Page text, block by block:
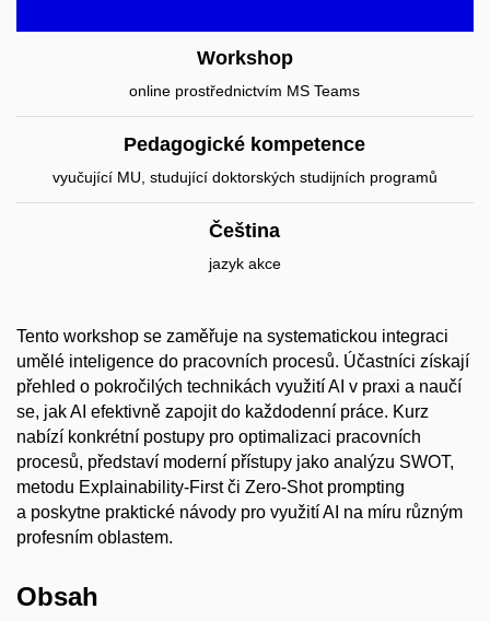
Workshop
online prostřednictvím MS Teams
Pedagogické kompetence
vyučující MU, studující doktorských studijních programů
Čeština
jazyk akce
Tento workshop se zaměřuje na systematickou integraci
umělé inteligence do pracovních procesů. Účastníci získají
přehled o pokročilých technikách využití AI v praxi a naučí
se, jak AI efektivně zapojit do každodenní práce. Kurz
nabízí konkrétní postupy pro optimalizaci pracovních
procesů, představí moderní přístupy jako analýzu SWOT,
metodu Explainability-First či Zero-Shot prompting
a poskytne praktické návody pro využití AI na míru různým
profesním oblastem.
Obsah